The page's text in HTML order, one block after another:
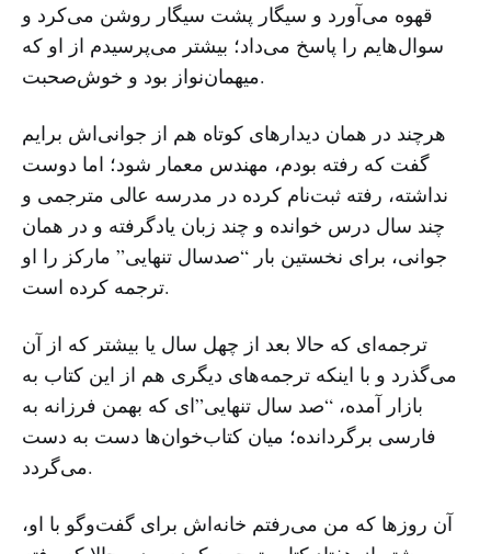
قهوه می‌آورد و سیگار پشت سیگار روشن می‌کرد و
سوال‌هایم را پاسخ می‌داد؛ بیشتر می‌پرسیدم از او که
میهمان‌نواز بود و خوش‌صحبت.
هرچند در همان دیدارهای کوتاه هم از جوانی‌اش برایم
گفت که رفته بودم، مهندس معمار شود؛ اما دوست
نداشته، رفته ثبت‌نام کرده در مدرسه عالی مترجمی و
چند سال درس خوانده و چند زبان یادگرفته و در همان
جوانی، برای نخستین بار “صدسال تنهایی” مارکز را او
ترجمه کرده است.
ترجمه‌ای که حالا بعد از چهل سال یا بیشتر که از آن
می‌گذرد و با اینکه ترجمه‌های دیگری هم از این کتاب به
بازار آمده، “صد سال تنهایی”ای که بهمن فرزانه به
فارسی برگردانده؛ میان کتاب‌خوان‌ها دست به دست
می‌گردد.
آن روزها که من می‌رفتم خانه‌اش برای گفت‌وگو با او،